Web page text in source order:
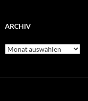
ARCHIV
Archiv